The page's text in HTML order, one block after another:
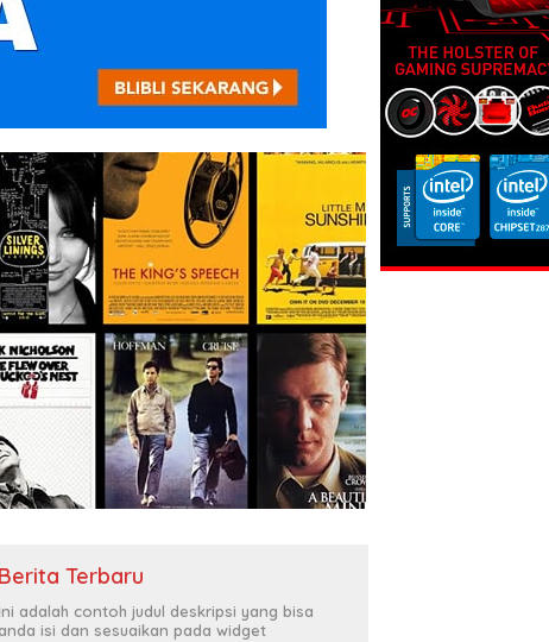
Berita Terbaru
adalah contoh judul deskripsi yang bisa
anda isi dan sesuaikan pada widget